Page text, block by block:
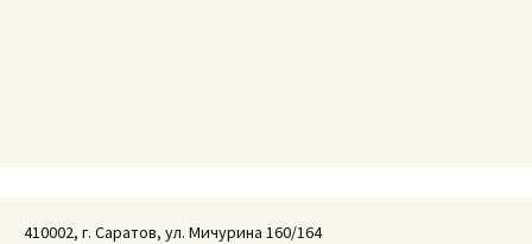
410002, г. Саратов, ул. Мичурина 160/164